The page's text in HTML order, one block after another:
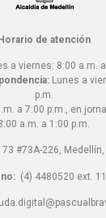
de atención
a viernes: 8:00 a.m.
Lunes a
p.m.
a 7:00 p.m., en
a.m. a 1:00 p.m.
73 #73A-226,
(4) 4480520 ext.